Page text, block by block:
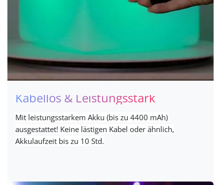
Kabellos & Leistungsstark
Mit leistungsstarkem Akku (bis zu 4400 mAh)
ausgestattet! Keine lästigen Kabel oder ähnlich,
Akkulaufzeit bis zu 10 Std.